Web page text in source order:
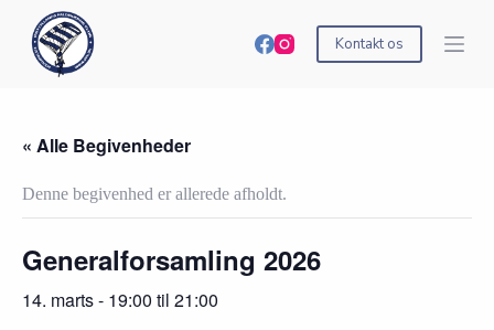
c
t
e
t
Kontakt os
« Alle Begivenheder
Denne begivenhed er allerede afholdt.
Generalforsamling 2026
14. marts - 19:00 til 21:00